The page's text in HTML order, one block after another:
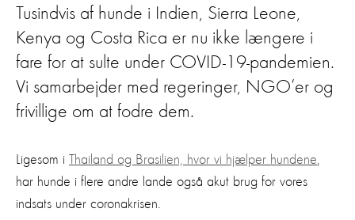
Tusindvis af hunde i Indien, Sierra Leone,
Kenya og Costa Rica er nu ikke længere i
fare for at sulte under COVID-19-pandemien.
Vi samarbejder med regeringer, NGO’er og
frivillige om at fodre dem.
Ligesom i Thailand og Brasilien, hvor vi hjælper hundene
har hunde i flere andre lande også akut brug for vores
indsats under coronakrisen.